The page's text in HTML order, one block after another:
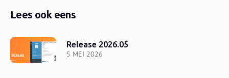
Lees ook eens
5 MEI 2026
Release 2026.05